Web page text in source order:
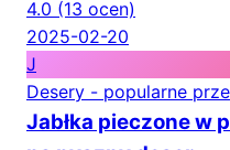
4.0 (13 ocen)
2025-02-20
J
Desery - popularne
Jabłka pieczone w